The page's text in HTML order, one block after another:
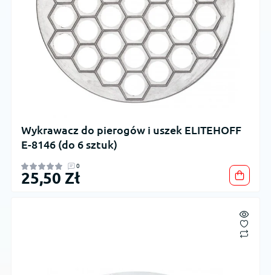
Wykrawacz do pierogów i uszek ELITEHOFF
E-8146 (do 6 sztuk)
0
25,50 Zł